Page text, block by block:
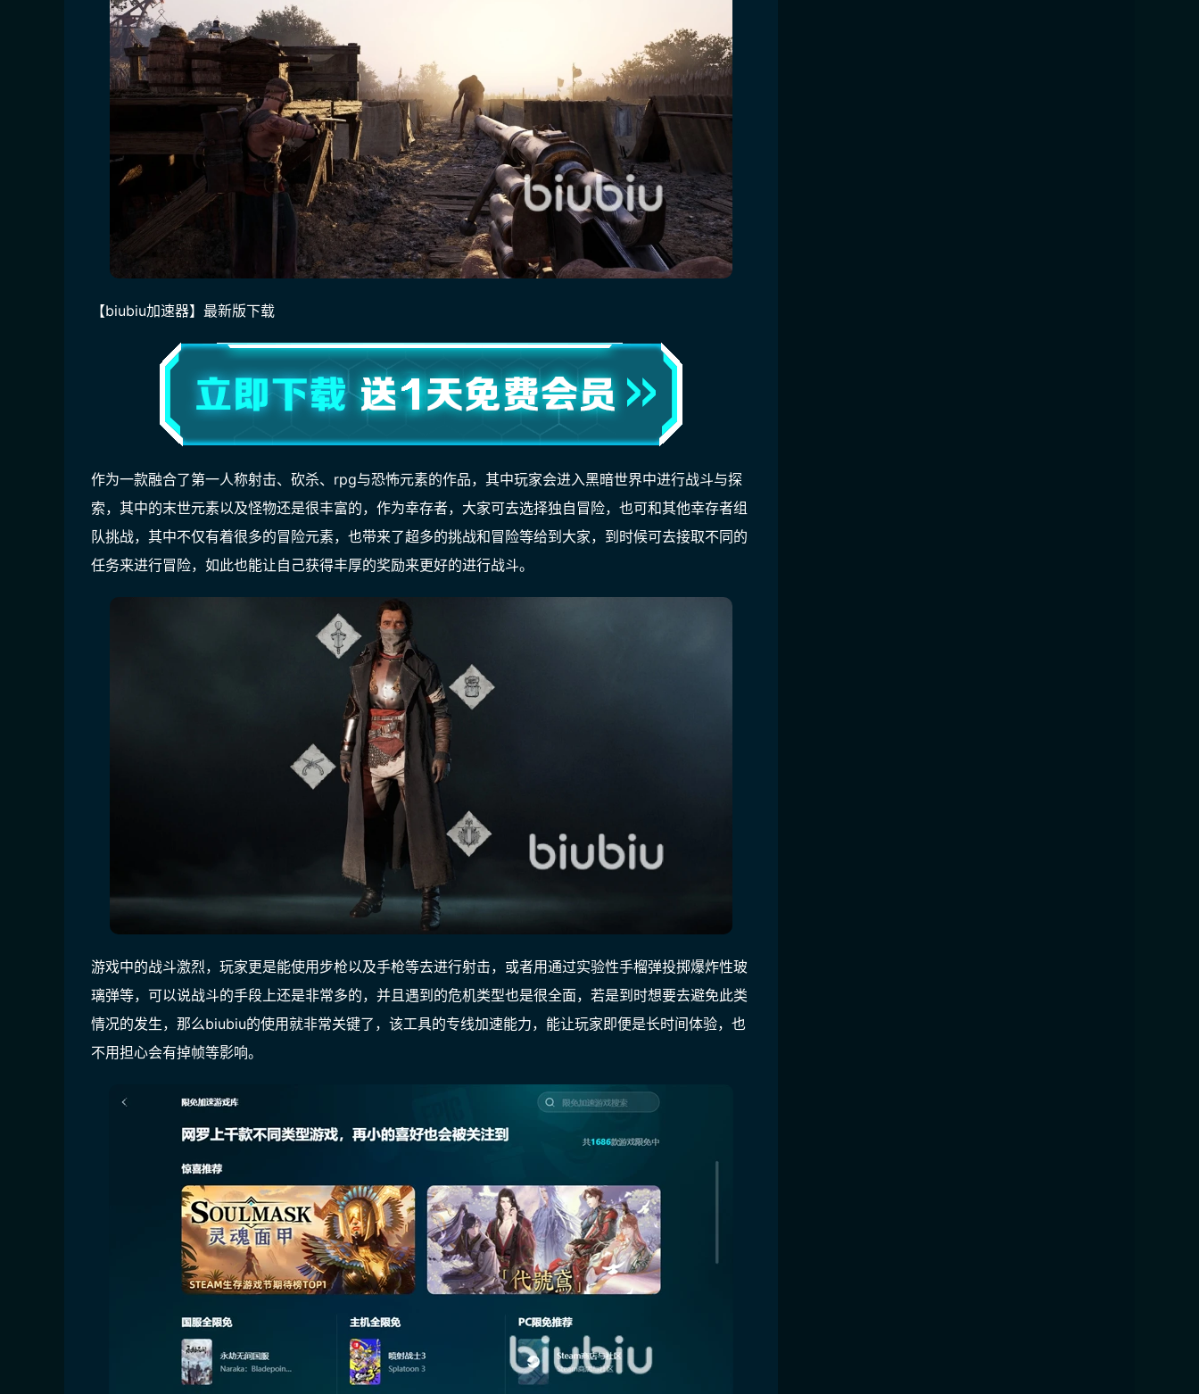
【biubiu加速器】最新版下载
作为一款融合了第一人称射击、砍杀、rpg与恐怖元素的作品，其中玩家会进入黑暗世界中进行战斗与探
索，其中的末世元素以及怪物还是很丰富的，作为幸存者，大家可去选择独自冒险，也可和其他幸存者组
队挑战，其中不仅有着很多的冒险元素，也带来了超多的挑战和冒险等给到大家，到时候可去接取不同的
任务来进行冒险，如此也能让自己获得丰厚的奖励来更好的进行战斗。
游戏中的战斗激烈，玩家更是能使用步枪以及手枪等去进行射击，或者用通过实验性手榴弹投掷爆炸性玻
璃弹等，可以说战斗的手段上还是非常多的，并且遇到的危机类型也是很全面，若是到时想要去避免此类
情况的发生，那么biubiu的使用就非常关键了，该工具的专线加速能力，能让玩家即便是长时间体验，也
不用担心会有掉帧等影响。